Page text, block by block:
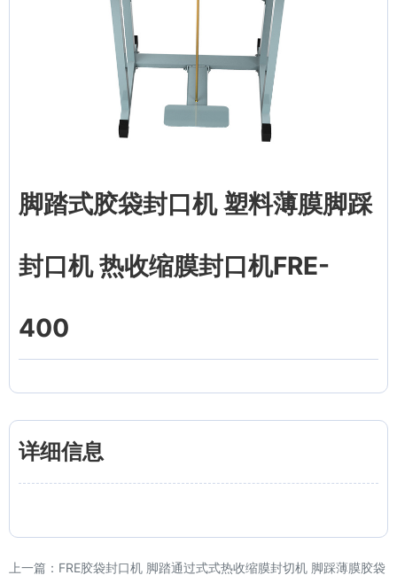
脚踏式胶袋封口机 塑料薄膜脚踩
封口机 热收缩膜封口机FRE-
400
详细信息
上一篇： FRE胶袋封口机 脚踏通过式式热收缩膜封切机 脚踩薄膜胶袋